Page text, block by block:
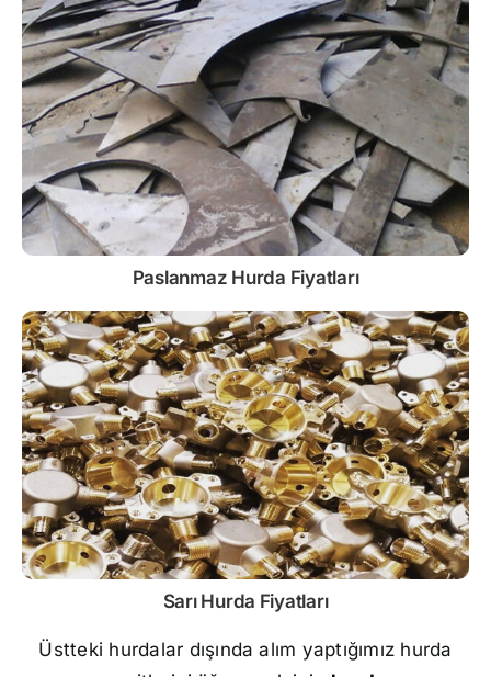
Paslanmaz Hurda Fiyatları
Sarı Hurda Fiyatları
Üstteki hurdalar dışında alım yaptığımız hurda